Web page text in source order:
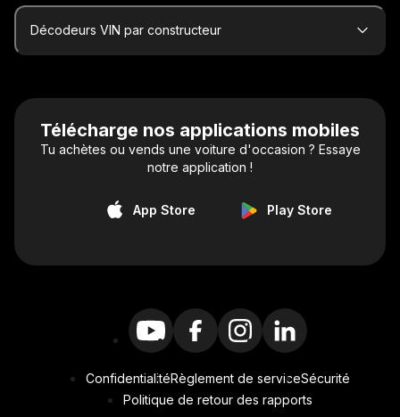
Décodeurs VIN par constructeur
Télécharge nos applications mobiles
Tu achètes ou vends une voiture d'occasion ? Essaye
notre application !
App Store Play Store
ConfidentialitéRèglement de serviceSécurité
Politique de retour des rapports